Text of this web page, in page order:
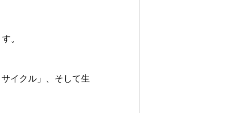
。
イクル」、そして生